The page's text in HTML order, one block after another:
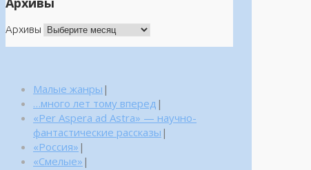
Архивы
Малые жанры |
…много лет тому вперед |
«Per Aspera ad Astra» — научно-
фантастические рассказы |
«Россия» |
«Смелые» |